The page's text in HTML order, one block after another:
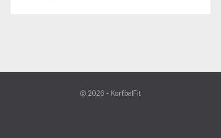
© 2026 - KorfbalFit